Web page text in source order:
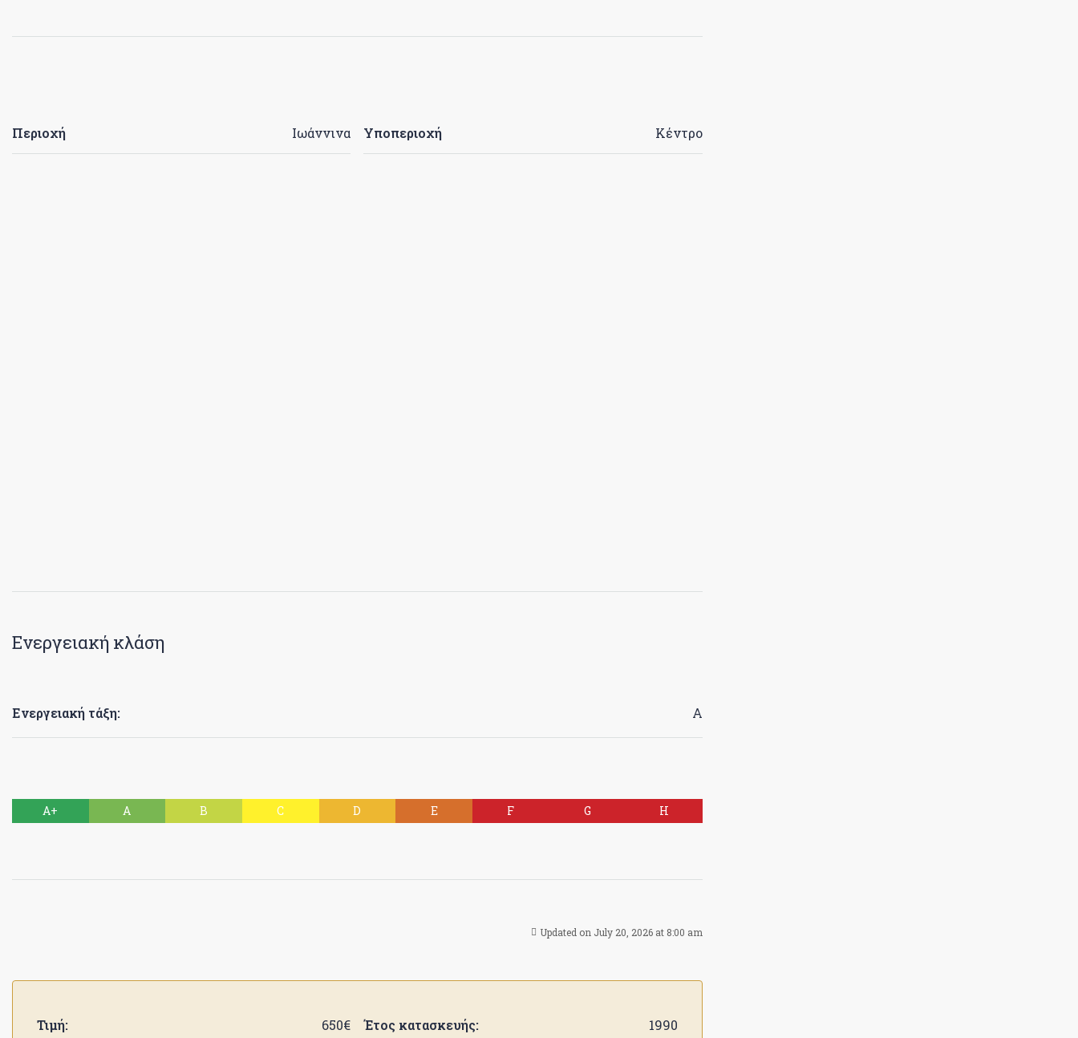
Περιοχή Ιωάννινα Υποπεριοχή Κέντρο
Ενεργειακή κλάση
Ενεργειακή τάξη: Α
A+ A B C D E F G H
Updated on July 20, 2026 at 8:00 am
Τιμή: 650€ Έτος κατασκευής: 1990